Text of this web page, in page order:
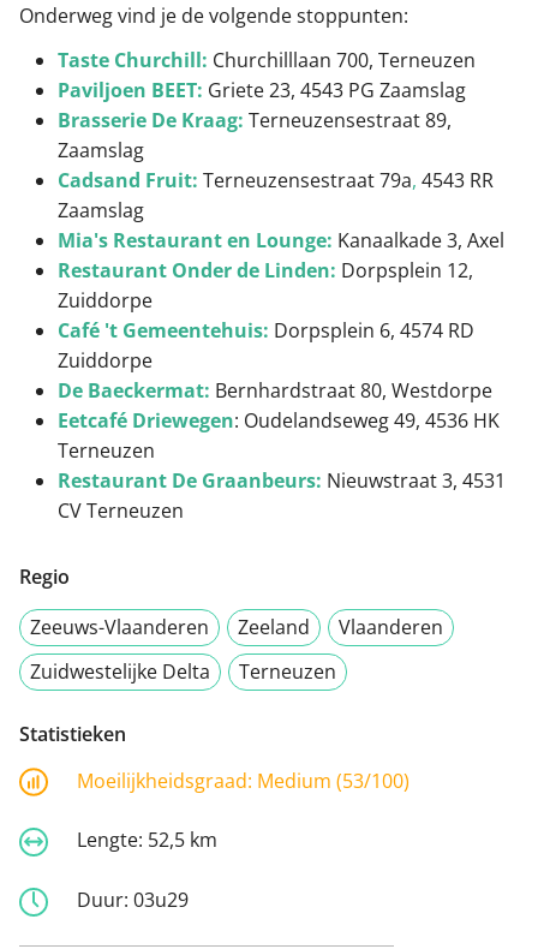
Onderweg vind je de volgende stoppunten:
Taste Churchill: Churchilllaan 700, Terneuzen
Paviljoen BEET: Griete 23, 4543 PG Zaamslag
Brasserie De Kraag: Terneuzensestraat 89,
Zaamslag
Cadsand Fruit: Terneuzensestraat79a, 4543 RR
Zaamslag
Mia's Restaurant en Lounge: Kanaalkade 3, Axel
Restaurant Onder de Linden: Dorpsplein 12,
Zuiddorpe
Café 't Gemeentehuis: Dorpsplein 6, 4574 RD
Zuiddorpe
De Baeckermat: Bernhardstraat 80, Westdorpe
Eetcafé Driewegen: Oudelandseweg 49, 4536 HK
Terneuzen
Restaurant De Graanbeurs: Nieuwstraat 3, 4531
CV Terneuzen
Regio
Zeeuws-Vlaanderen
Zeeland
Vlaanderen
Zuidwestelijke Delta
Terneuzen
Statistieken
Moeilijkheidsgraad: Medium (53/100)
Lengte: 52,5 km
Duur: 03u29